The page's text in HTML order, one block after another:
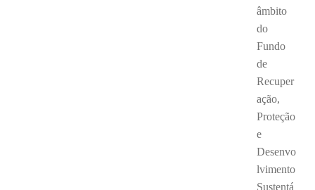
âmbito
do
Fundo
de
Recuper
ação,
Proteção
e
Desenvo
lvimento
Sustentá